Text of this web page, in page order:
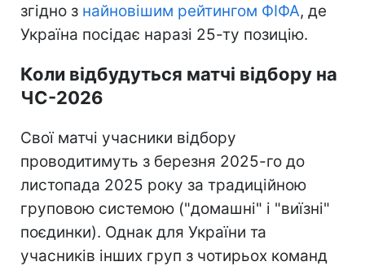
згідно з найновішим рейтингом ФІФА, де
Україна посідає наразі 25-ту позицію.
Коли відбудуться матчі відбору на
ЧС-2026
Свої матчі учасники відбору
проводитимуть з березня 2025-го до
листопада 2025 року за традиційною
груповою системою ("домашні" і "виїзні"
поєдинки). Однак для України та
учасників інших груп з чотирьох команд